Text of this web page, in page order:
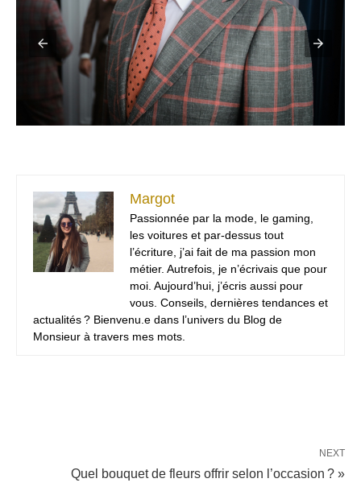
Margot
Passionnée par la mode, le gaming,
les voitures et par-dessus tout
l’écriture, j’ai fait de ma passion mon
métier. Autrefois, je n’écrivais que pour
moi. Aujourd’hui, j’écris aussi pour
vous. Conseils, dernières tendances et
actualités ? Bienvenu.e dans l’univers du Blog de
Monsieur à travers mes mots.
NEXT
Quel bouquet de fleurs offrir selon l’occasion ? »